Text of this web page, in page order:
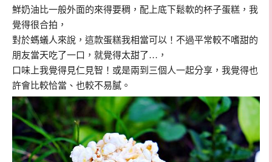
鮮奶油比一般外面的來得要稠，配上底下鬆軟的杯子蛋糕，我
覺得很合拍，
對於螞蟻人來說，這款蛋糕我相當可以！不過平常較不嗜甜的
朋友當天吃了一口，就覺得太甜了…，
口味上我覺得見仁見智！或是兩到三個人一起分享，我覺得也
許會比較恰當、也較不易膩。